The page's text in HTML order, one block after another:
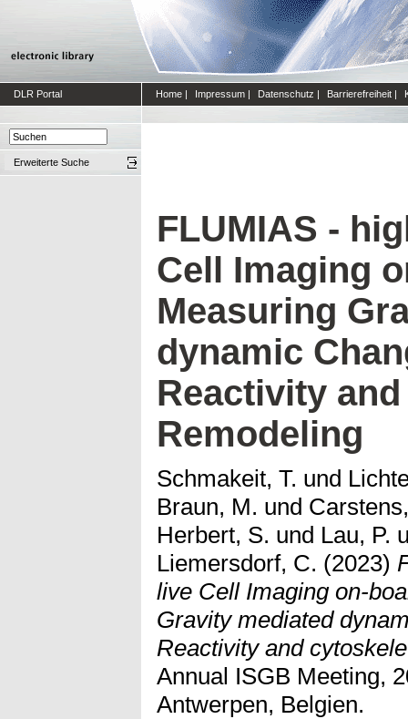
DLR Portal Home | Impressum | Datenschutz | Barrierefreiheit |
Erweiterte Suche
FLUMIAS -
Cell Imaging
Measuring
dynamic
Reactivity
Remodeling
Schmakeit, T. und
Braun, M. und
Herbert, S. und Lau, P.
Liemersdorf, C. (2023)
live Cell Imaging on-
Gravity mediated
Reactivity and
Annual ISGB Meeting,
Antwerpen, Belgien.